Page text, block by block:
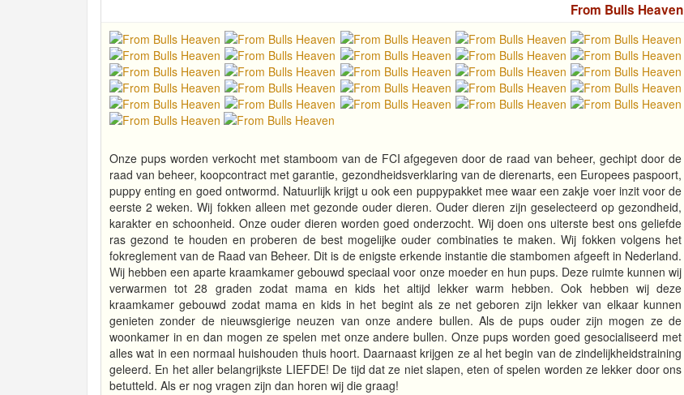
From Bulls Heaven
Onze pups worden verkocht met stamboom van de FCI afgegeven door de raad van beheer, gechipt door de
raad van beheer, koopcontract met garantie, gezondheidsverklaring van de dierenarts, een Europees paspoort,
puppy enting en goed ontwormd. Natuurlijk krijgt u ook een puppypakket mee waar een zakje voer inzit voor de
eerste 2 weken. Wij fokken alleen met gezonde ouder dieren. Ouder dieren zijn geselecteerd op gezondheid,
karakter en schoonheid. Onze ouder dieren worden goed onderzocht. Wij doen ons uiterste best ons geliefde
ras gezond te houden en proberen de best mogelijke ouder combinaties te maken. Wij fokken volgens het
fokreglement van de Raad van Beheer. Dit is de enigste erkende instantie die stambomen afgeeft in Nederland.
Wij hebben een aparte kraamkamer gebouwd speciaal voor onze moeder en hun pups. Deze ruimte kunnen wij
verwarmen tot 28 graden zodat mama en kids het altijd lekker warm hebben. Ook hebben wij deze
kraamkamer gebouwd zodat mama en kids in het begint als ze net geboren zijn lekker van elkaar kunnen
genieten zonder de nieuwsgierige neuzen van onze andere bullen. Als de pups ouder zijn mogen ze de
woonkamer in en dan mogen ze spelen met onze andere bullen. Onze pups worden goed gesocialiseerd met
alles wat in een normaal huishouden thuis hoort. Daarnaast krijgen ze al het begin van de zindelijkheidstraining
geleerd. En het aller belangrijkste LIEFDE! De tijd dat ze niet slapen, eten of spelen worden ze lekker door ons
betutteld. Als er nog vragen zijn dan horen wij die graag!